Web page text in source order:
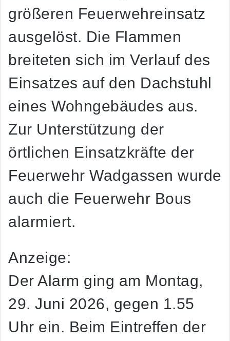
größeren Feuerwehreinsatz
ausgelöst. Die Flammen
breiteten sich im Verlauf des
Einsatzes auf den Dachstuhl
eines Wohngebäudes aus.
Zur Unterstützung der
örtlichen Einsatzkräfte der
Feuerwehr Wadgassen wurde
auch die Feuerwehr Bous
alarmiert.
Anzeige:
Der Alarm ging am Montag,
29. Juni 2026, gegen 1.55
Uhr ein. Beim Eintreffen der